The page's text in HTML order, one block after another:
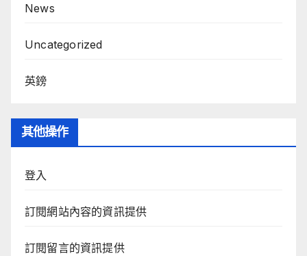
News
Uncategorized
英鎊
其他操作
登入
訂閱網站內容的資訊提供
訂閱留言的資訊提供